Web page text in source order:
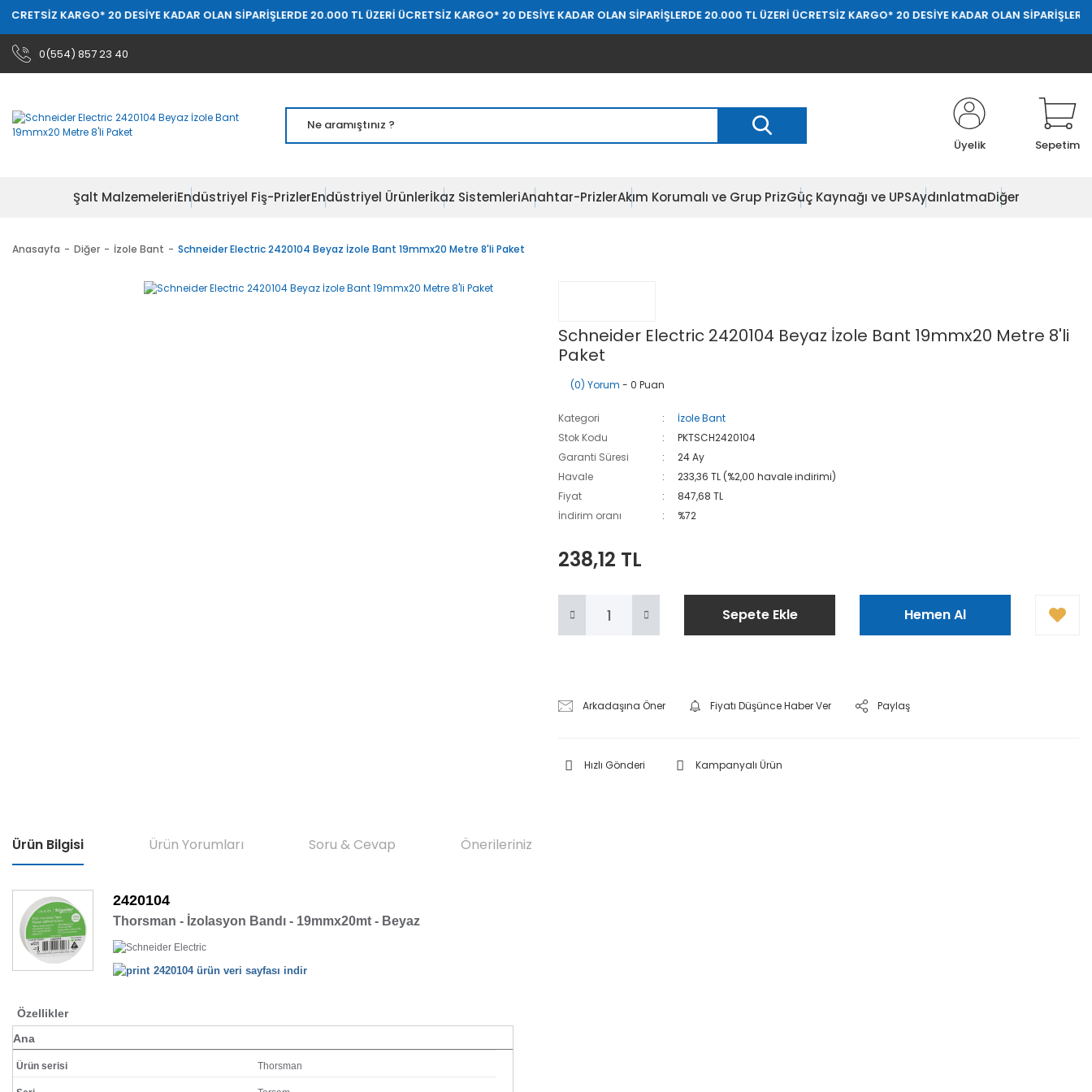
* 20 DESİYE KADAR OLAN SİPARİŞLERDE 20.000 TL ÜZERİ ÜCRETSİZ KARGO* 20 DESİYE KADAR OLAN SİPARİŞLERDE 20.000 TL ÜZERİ ÜCRETSİZ KARGO* 20 DESİYE KADAR OLAN SİPARİŞLERDE 20.000 TL
0(554) 857 23 40
Üyelik Sepetim
Şalt MalzemeleriEndüstriyel Fiş-PrizlerEndüstriyel Ürünlerİkaz SistemleriAnahtar-PrizlerAkım Korumalı ve Grup PrizGüç Kaynağı ve UPSAydınlatmaDiğer
Anasayfa Diğer İzole Bant Schneider Electric 2420104 Beyaz İzole Bant 19mmx20 Metre 8'li Paket
Schneider Electric 2420104 Beyaz İzole Bant 19mmx20 Metre 8'li
Paket
(0) Yorum - 0 Puan
Kategori
İzole Bant
Stok Kodu
PKTSCH2420104
Garanti Süresi
24 Ay
Havale
233,36 TL (%2,00 havale indirimi)
Fiyat
847,68 TL
İndirim oranı
%72
238,12 TL
Sepete Ekle Hemen Al
Arkadaşına Öner Fiyatı Düşünce Haber Ver Paylaş
Hızlı Gönderi Kampanyalı Ürün
Ürün Bilgisi Ürün Yorumları Soru & Cevap Önerileriniz
2420104
Thorsman - İzolasyon Bandı - 19mmx20mt - Beyaz
2420104 ürün veri sayfası indir
Özellikler
Ana
Ürün serisi Thorsman